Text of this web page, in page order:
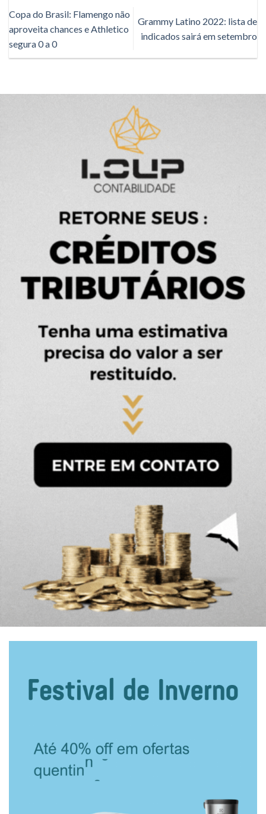
Copa do Brasil: Flamengo não
aproveita chances e Athletico
segura 0 a 0
Grammy Latino 2022: lista de
indicados sairá em setembro